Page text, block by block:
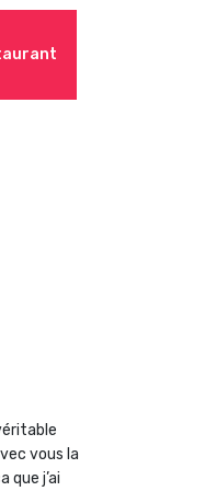
vous la
que j’ai